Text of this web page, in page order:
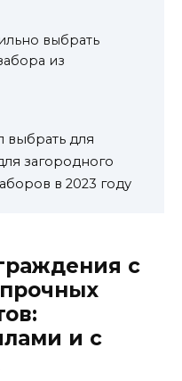
выбрать
из
выбрать для
загородного
в 2023 году
с
и с